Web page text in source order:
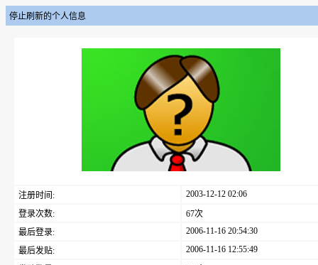
停止刷新的个人信息
注册时间:
2003-12-12 02:06
登录次数:
67次
最后登录:
2006-11-16 20:54:30
最后发贴:
2006-11-16 12:55:49